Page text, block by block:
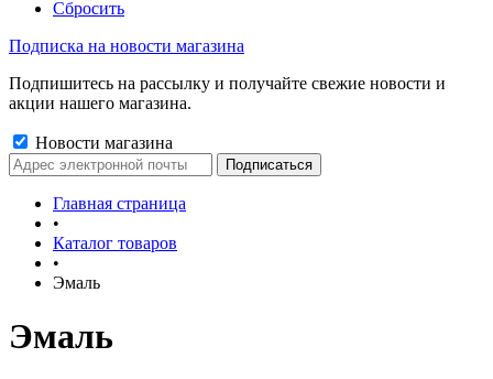
Сбросить
Подписка на новости магазина
Подпишитесь на рассылку и получайте свежие новости и
акции нашего магазина.
Новости магазина
Главная страница
•
Каталог товаров
•
Эмаль
Эмаль